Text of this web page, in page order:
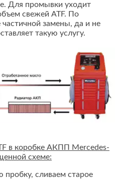
Для промывки уходит
свежей ATF. По
замены, да и не
такую услугу.
в коробке АКПП Mercedes-
схеме:
пробку, сливаем старое